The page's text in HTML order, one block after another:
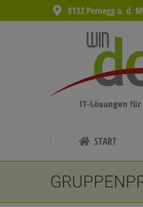
8132 Pernegg a. d.
START
START